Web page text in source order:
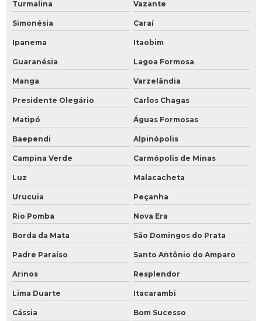
Turmalina Vazante
Simonésia Caraí
Ipanema Itaobim
Guaranésia Lagoa Formosa
Manga Varzelândia
Presidente Olegário Carlos Chagas
Matipó Águas Formosas
Baependi Alpinópolis
Campina Verde Carmópolis de Minas
Luz Malacacheta
Urucuia Peçanha
Rio Pomba Nova Era
Borda da Mata São Domingos do Prata
Padre Paraíso Santo Antônio do Amparo
Arinos Resplendor
Lima Duarte Itacarambi
Cássia Bom Sucesso